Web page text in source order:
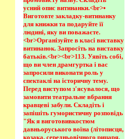
усний опис витинанки.<br>•
Виготовте закладку-витинанку
для книжки та подаруйте її
людині, яку ви поважаєте.
<br>Організуйте в класі виставку
витинанок. Запросіть на виставку
батьків.<br><br>113. Уявіть собі,
що ви член драмгуртка і вас
запросили виконати роль у
спектаклі на історичну тему.
Перед виступом з'ясувалося, що
замовити театральне вбрання
кравцеві забули. Складіть і
запішіть гумористичну розповідь
"Як я виготовивкостюм
давньоруського воїна (літописця,
козака, середньовічного рицаря,